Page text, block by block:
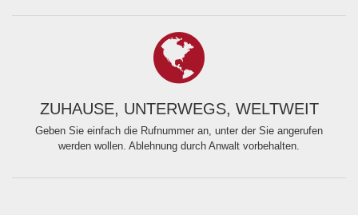
ZUHAUSE, UNTERWEGS, WELTWEIT
Geben Sie einfach die Rufnummer an, unter der Sie angerufen
werden wollen. Ablehnung durch Anwalt vorbehalten.